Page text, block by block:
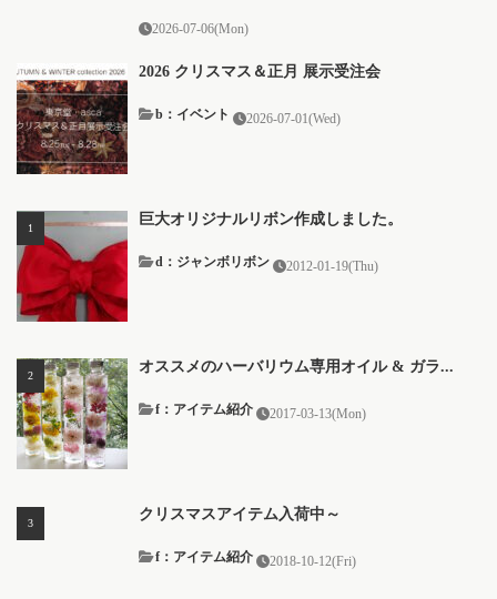
2026-07-06(Mon)
2026 クリスマス＆正月 展示受注会
b：イベント 2026-07-01(Wed)
巨大オリジナルリボン作成しました。
2012-01-19(Thu)
d：ジャンボリボン
オススメのハーバリウム専用オイル & ガラ...
2017-03-13(Mon)
f：アイテム紹介
クリスマスアイテム入荷中～
2018-10-12(Fri)
f：アイテム紹介